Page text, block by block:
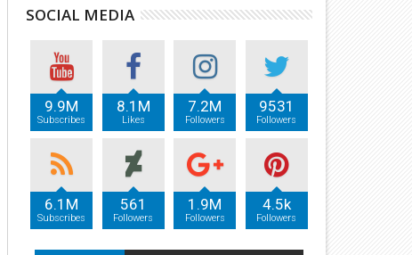
SOCIAL MEDIA
9.9M
Subscribes
8.1M
Likes
7.2M
Followers
9531
Followers
6.1M
Subscribes
561
Followers
1.9M
Followers
4.5k
Followers